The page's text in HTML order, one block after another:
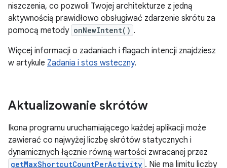
niszczenia, co pozwoli Twojej architekturze z jedną
aktywnością prawidłowo obsługiwać zdarzenie skrótu za
pomocą metody onNewIntent() .
Więcej informacji o zadaniach i flagach intencji znajdziesz
w artykule Zadania i stos wsteczny.
Aktualizowanie skrótów
Ikona programu uruchamiającego każdej aplikacji może
zawierać co najwyżej liczbę skrótów statycznych i
dynamicznych łącznie równą wartości zwracanej przez
getMaxShortcutCountPerActivity . Nie ma limitu liczby